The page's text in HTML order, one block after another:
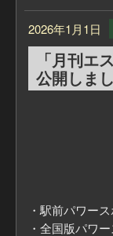
抽選お申込み
い。
2026年1月1日
「月刊エ
公開しま
・駅前パワー
・全国版パワ